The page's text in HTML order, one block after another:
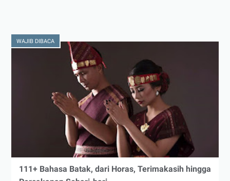
WAJIB DIBACA
111+ Bahasa Batak, dari Horas, Terimakasih hingga